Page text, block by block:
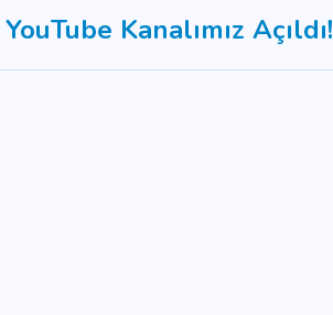
YouTube Kanalımız Açıldı!